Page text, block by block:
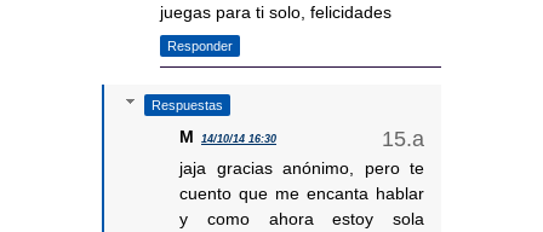
juegas para ti solo, felicidades
Responder
Respuestas
M 14/10/14 16:30
jaja gracias anónimo, pero te
cuento que me encanta hablar
y como ahora estoy sola